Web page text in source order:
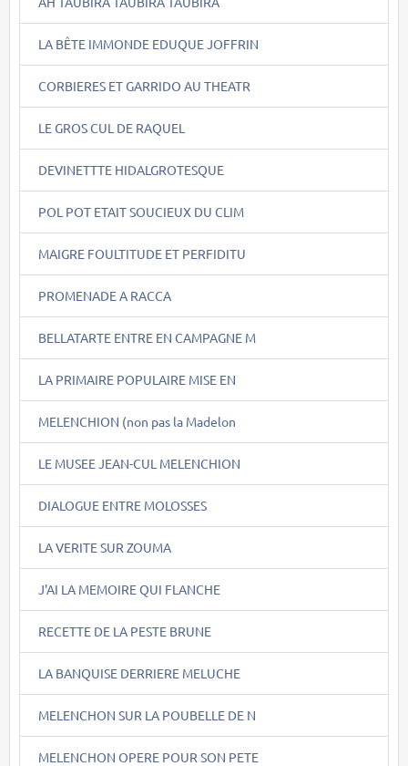
LA BÊTE IMMONDE EDUQUE JOFFRIN
CORBIERES ET GARRIDO AU THEATR
LE GROS CUL DE RAQUEL
DEVINETTTE HIDALGROTESQUE
POL POT ETAIT SOUCIEUX DU CLIM
MAIGRE FOULTITUDE ET PERFIDITU
PROMENADE A RACCA
BELLATARTE ENTRE EN CAMPAGNE M
LA PRIMAIRE POPULAIRE MISE EN
MELENCHION (non pas la Madelon
LE MUSEE JEAN-CUL MELENCHION
DIALOGUE ENTRE MOLOSSES
LA VERITE SUR ZOUMA
J'AI LA MEMOIRE QUI FLANCHE
RECETTE DE LA PESTE BRUNE
LA BANQUISE DERRIERE MELUCHE
MELENCHON SUR LA POUBELLE DE N
MELENCHON OPERE POUR SON PETE